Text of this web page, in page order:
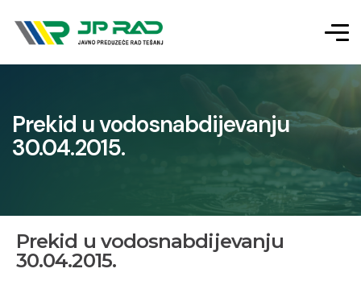
Prekid u vodosnabdijevanju
30.04.2015.
Prekid u vodosnabdijevanju
30.04.2015.